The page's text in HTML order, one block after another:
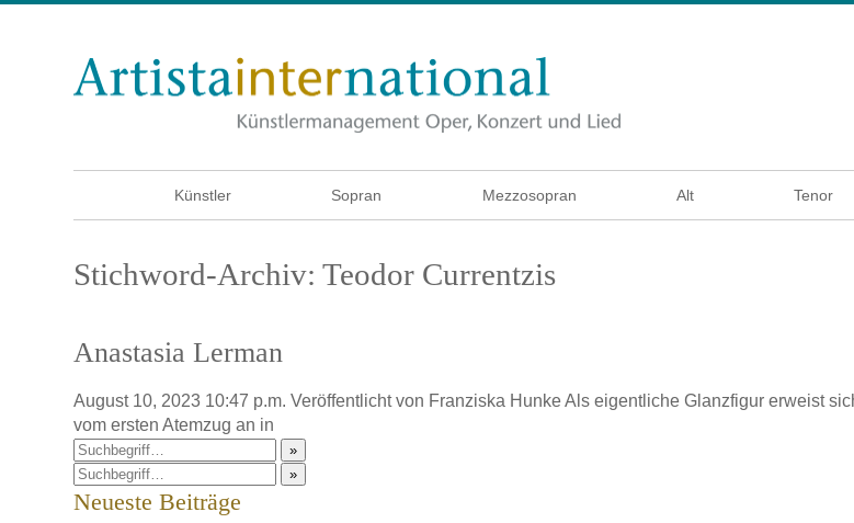
Künstler Sopran Mezzosopran Alt Tenor
Stichword-Archiv: Teodor Currentzis
Anastasia Lerman
August 10, 2023 10:47 p.m. Veröffentlicht von Franziska HunkeAls eigentliche Glanzfigur erweist
vom ersten Atemzug an in
»
»
Neueste Beiträge